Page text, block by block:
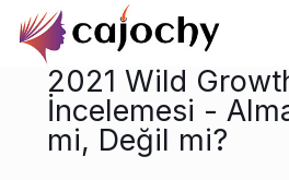
2021 Wild
İncelemesi -
mi, Değil mi?